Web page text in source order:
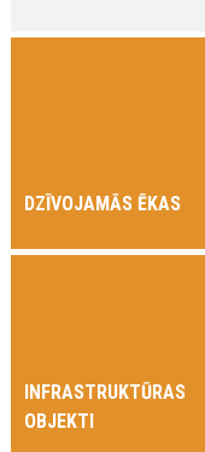
DZĪVOJAMĀS ĒKAS
INFRASTRUKTŪRAS
OBJEKTI